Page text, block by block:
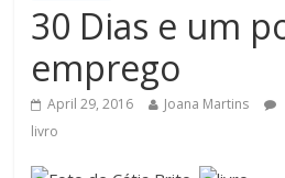
30 Dias e um
emprego
April 29, 2016 Joana Martins
livro